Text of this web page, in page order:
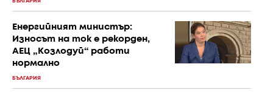
Енергийният министър:
Износът на ток е рекорден,
АЕЦ „Козлодуй“ работи
нормално
БЪЛГАРИЯ